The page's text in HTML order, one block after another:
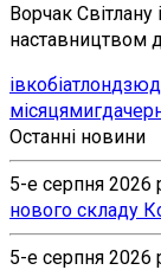
Ворчак Світлану
наставництвом
івкобіатлон
місяцямигда
Останні новини
5-е серпня 2026
нового складу
5-е серпня 2026